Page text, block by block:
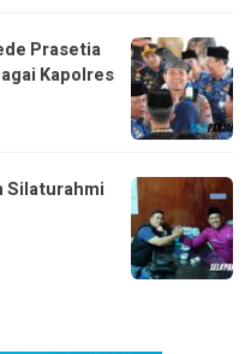
Prasetia
Kapolres
Silaturahmi